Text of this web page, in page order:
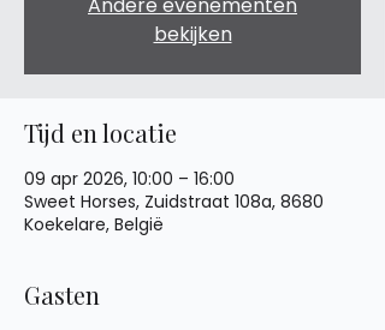
bekijken
Tijd en locatie
09 apr 2026, 10:00 – 16:00
Sweet Horses, Zuidstraat 108a, 8680
Koekelare, België
Gasten